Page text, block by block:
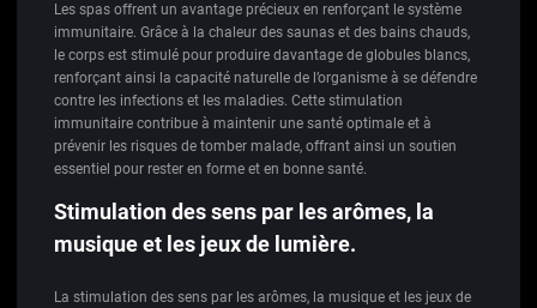
Les spas offrent un avantage précieux en renforçant le système
immunitaire. Grâce à la chaleur des saunas et des bains chauds,
le corps est stimulé pour produire davantage de globules blancs,
renforçant ainsi la capacité naturelle de l’organisme à se défendre
contre les infections et les maladies. Cette stimulation
immunitaire contribue à maintenir une santé optimale et à
prévenir les risques de tomber malade, offrant ainsi un soutien
essentiel pour rester en forme et en bonne santé.
Stimulation des sens par les arômes, la
musique et les jeux de lumière.
La stimulation des sens par les arômes, la musique et les jeux de